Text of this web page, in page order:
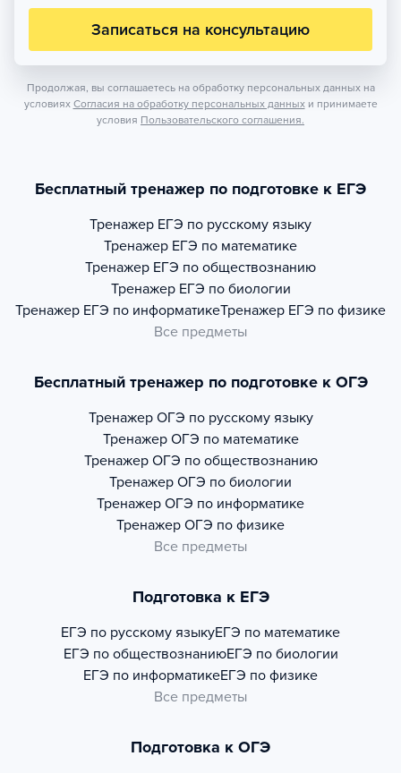
Записаться на консультацию
Продолжая, вы соглашаетесь на обработку персональных данных на
условиях Согласия на обработку персональных данных и принимаете
условия Пользовательского соглашения.
Бесплатный тренажер по подготовке к ЕГЭ
Тренажер ЕГЭ по русскому языку
Тренажер ЕГЭ по математике
Тренажер ЕГЭ по обществознанию
Тренажер ЕГЭ по биологии
Тренажер ЕГЭ по информатикеТренажер ЕГЭ по физике
Все предметы
Бесплатный тренажер по подготовке к ОГЭ
Тренажер ОГЭ по русскому языку
Тренажер ОГЭ по математике
Тренажер ОГЭ по обществознанию
Тренажер ОГЭ по биологии
Тренажер ОГЭ по информатике
Тренажер ОГЭ по физике
Все предметы
Подготовка к ЕГЭ
ЕГЭ по русскому языкуЕГЭ по математике
ЕГЭ по обществознаниюЕГЭ по биологии
ЕГЭ по информатикеЕГЭ по физике
Все предметы
Подготовка к ОГЭ